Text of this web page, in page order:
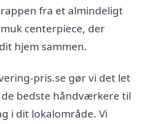
fra et almindeligt
centerpiece, der
hjem sammen.
pris.se gør vi det let
bedste håndværkere til
i dit lokalområde. Vi